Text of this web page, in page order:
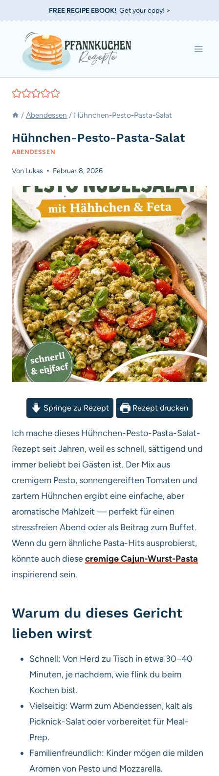
Inhalt
springen
FREE RECIPE EBOOK!Get your copy! >
/ Abendessen / Hühnchen-Pesto-Pasta-Salat
Hühnchen-Pesto-Pasta-Salat
ABENDESSEN
Von Lukas Februar 8, 2026
Springe zu Rezept Rezept drucken
Ich mache dieses Hühnchen-Pesto-Pasta-Salat-
Rezept seit Jahren, weil es schnell, sättigend und
immer beliebt bei Gästen ist. Der Mix aus
cremigem Pesto, sonnengereiften Tomaten und
zartem Hühnchen ergibt eine einfache, aber
aromatische Mahlzeit — perfekt für einen
stressfreien Abend oder als Beitrag zum Buffet.
Wenn du gern ähnliche Pasta-Hits ausprobierst,
könnte auch diesecremige Cajun-Wurst-Pasta
inspirierend sein.
Warum du dieses Gericht
lieben wirst
Schnell: Von Herd zu Tisch in etwa 30–40
Minuten, je nachdem, wie flink du beim
Kochen bist.
Vielseitig: Warm zum Abendessen, kalt als
Picknick-Salat oder vorbereitet für Meal-
Prep.
Familienfreundlich: Kinder mögen die milden
Aromen von Pesto und Mozzarella.